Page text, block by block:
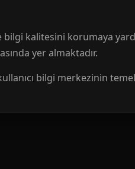
kalitesini korumaya
yer almaktadır.
bilgi merkezinin